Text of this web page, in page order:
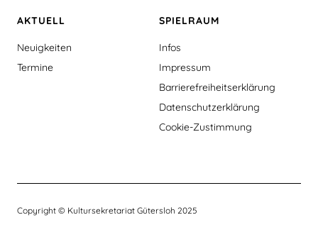
AKTUELL
Neuigkeiten
Termine
SPIELRAUM
Infos
Impressum
Barrierefreiheitserklärung
Datenschutzerklärung
Cookie-Zustimmung
Copyright © Kultursekretariat Gütersloh 2025